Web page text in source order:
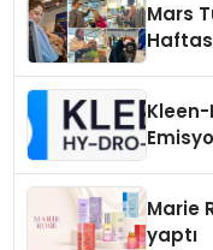
Mars
Kleen-
Marie
yaptı